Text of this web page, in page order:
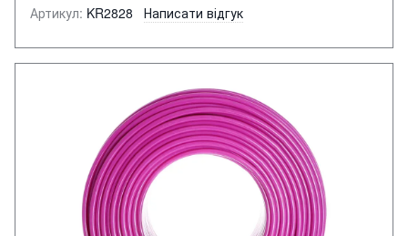
Артикул: KR2828 Написати відгук